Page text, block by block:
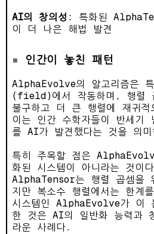
AI의 창의성 : 특화된
이 더 나은 해법 발견
인간이 놓친 패턴
AlphaEvolve의 알고리즘은
(field)에서 작동하며, 행렬
불구하고 더 큰 행렬에 재귀
이는 인간 수학자들이 반세기
를 AI가 발견했다는 것을 의미
특히 주목할 점은
화된 시스템이 아니라는 것이
AlphaTensor는 행렬 곱셈을
지만 복소수 행렬에서는 한계
시스템인 AlphaEvolve가 이
한 것은 AI의 일반화 능력과
라운 사례다.